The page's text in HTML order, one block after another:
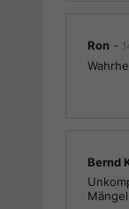
Ron -
Bernd